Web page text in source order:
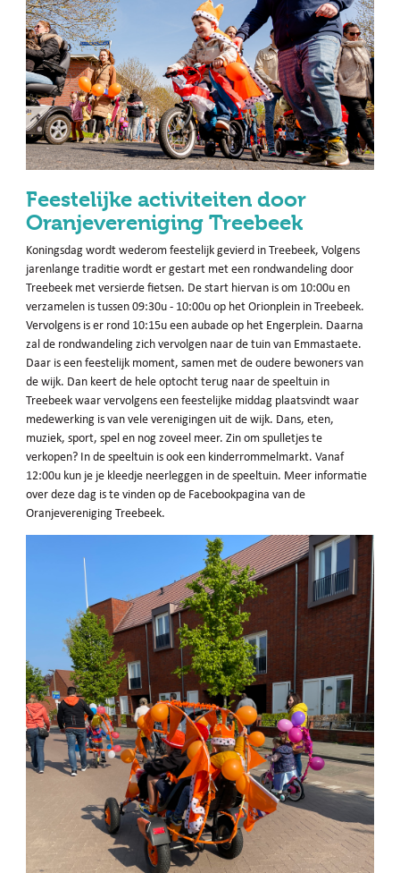
Feestelijke activiteiten door
Oranjevereniging Treebeek
Koningsdag wordt wederom feestelijk gevierd in Treebeek, Volgens
jarenlange traditie wordt er gestart met een rondwandeling door
Treebeek met versierde fietsen. De start hiervan is om 10:00u en
verzamelen is tussen 09:30u - 10:00u op het Orionplein in Treebeek.
Vervolgens is er rond 10:15u een aubade op het Engerplein. Daarna
zal de rondwandeling zich vervolgen naar de tuin van Emmastaete.
Daar is een feestelijk moment, samen met de oudere bewoners van
de wijk. Dan keert de hele optocht terug naar de speeltuin in
Treebeek waar vervolgens een feestelijke middag plaatsvindt waar
medewerking is van vele verenigingen uit de wijk. Dans, eten,
muziek, sport, spel en nog zoveel meer. Zin om spulletjes te
verkopen? In de speeltuin is ook een kinderrommelmarkt. Vanaf
12:00u kun je je kleedje neerleggen in de speeltuin. Meer informatie
over deze dag is te vinden op de Facebookpagina van de
Oranjevereniging Treebeek.